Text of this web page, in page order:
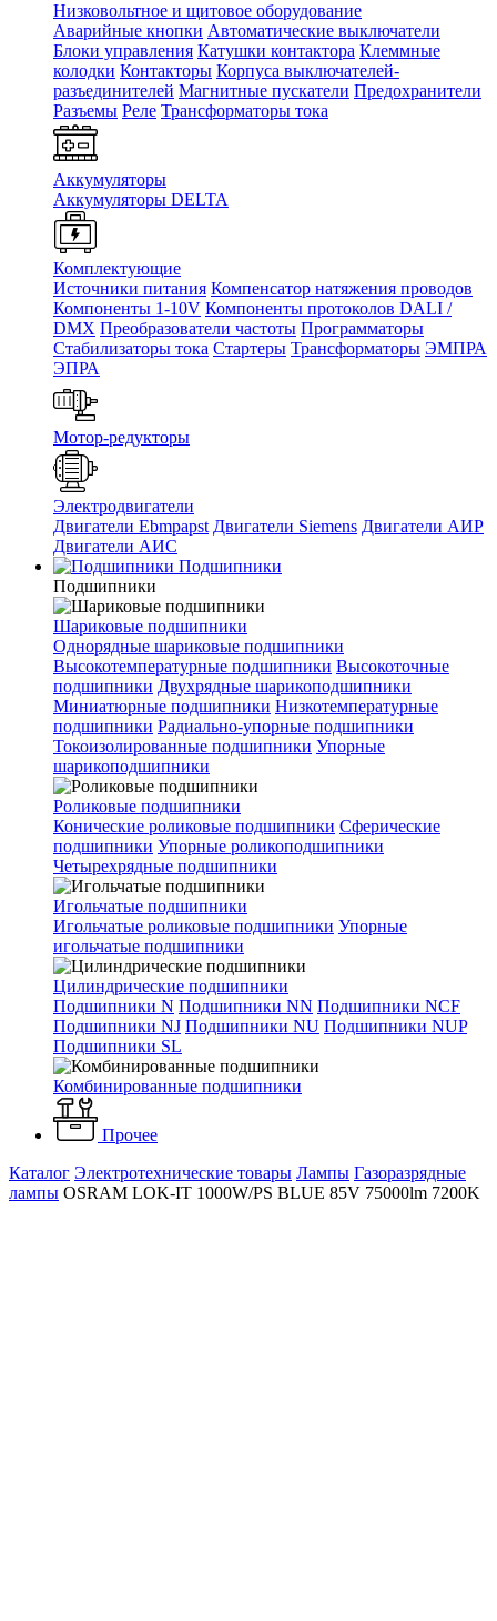
Низковольтное и щитовое оборудование
Аварийные кнопки Автоматические выключатели
Блоки управления Катушки контактора Клеммные
колодки Контакторы Корпуса выключателей-
разъединителей Магнитные пускатели Предохранители
Разъемы Реле Трансформаторы тока
Аккумуляторы
Аккумуляторы DELTA
Комплектующие
Источники питания Компенсатор натяжения проводов
Компоненты 1-10V Компоненты протоколов DALI /
DMX Преобразователи частоты Программаторы
Стабилизаторы тока Стартеры Трансформаторы ЭМПРА
ЭПРА
Мотор-редукторы
Электродвигатели
Двигатели Ebmpapst Двигатели Siemens Двигатели АИР
Двигатели АИС
Подшипники
Подшипники
Шариковые подшипники
Однорядные шариковые подшипники
Высокотемпературные подшипники Высокоточные
подшипники Двухрядные шарикоподшипники
Миниатюрные подшипники Низкотемпературные
подшипники Радиально-упорные подшипники
Токоизолированные подшипники Упорные
шарикоподшипники
Роликовые подшипники
Конические роликовые подшипники Сферические
подшипники Упорные роликоподшипники
Четырехрядные подшипники
Игольчатые подшипники
Игольчатые роликовые подшипники Упорные
игольчатые подшипники
Цилиндрические подшипники
Подшипники N Подшипники NN Подшипники NCF
Подшипники NJ Подшипники NU Подшипники NUP
Подшипники SL
Комбинированные подшипники
Прочее
Каталог Электротехнические товары Лампы Газоразрядные
лампы OSRAM LOK-IT 1000W/PS BLUE 85V 75000lm 7200K